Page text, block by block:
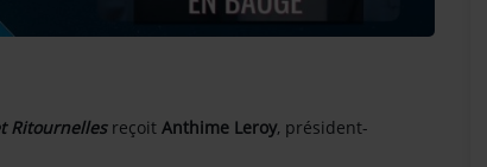
Ritournelles reçoit Anthime Leroy, président-